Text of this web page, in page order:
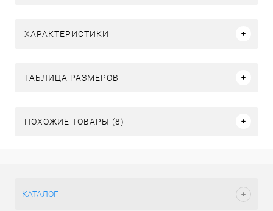
ХАРАКТЕРИСТИКИ
ТАБЛИЦА РАЗМЕРОВ
ПОХОЖИЕ ТОВАРЫ (8)
КАТАЛОГ